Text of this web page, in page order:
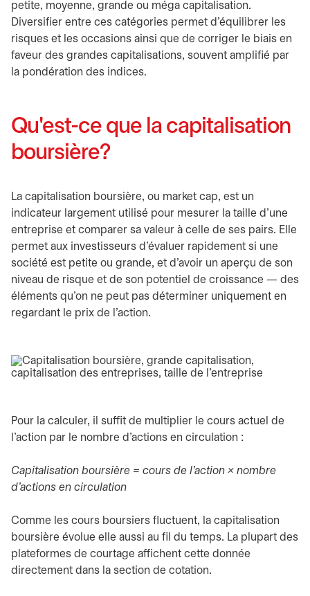
petite, moyenne, grande ou méga capitalisation.
Diversifier entre ces catégories permet d'équilibrer les
risques et les occasions ainsi que de corriger le biais en
faveur des grandes capitalisations, souvent amplifié par
la pondération des indices.
Qu'est-ce que la capitalisation
boursière?
La capitalisation boursière, ou market cap, est un
indicateur largement utilisé pour mesurer la taille d'une
entreprise et comparer sa valeur à celle de ses pairs. Elle
permet aux investisseurs d'évaluer rapidement si une
société est petite ou grande, et d'avoir un aperçu de son
niveau de risque et de son potentiel de croissance — des
éléments qu'on ne peut pas déterminer uniquement en
regardant le prix de l'action.
Pour la calculer, il suffit de multiplier le cours actuel de
l'action par le nombre d'actions en circulation :
Capitalisation boursière = cours de l'action × nombre
d'actions en circulation
Comme les cours boursiers fluctuent, la capitalisation
boursière évolue elle aussi au fil du temps. La plupart des
plateformes de courtage affichent cette donnée
directement dans la section de cotation.